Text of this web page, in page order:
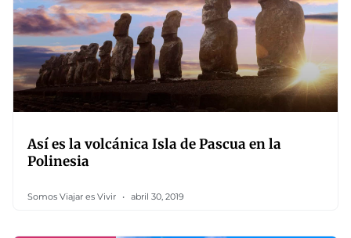
Así es la volcánica Isla de Pascua en la
Polinesia
Somos Viajar es Vivir abril 30, 2019